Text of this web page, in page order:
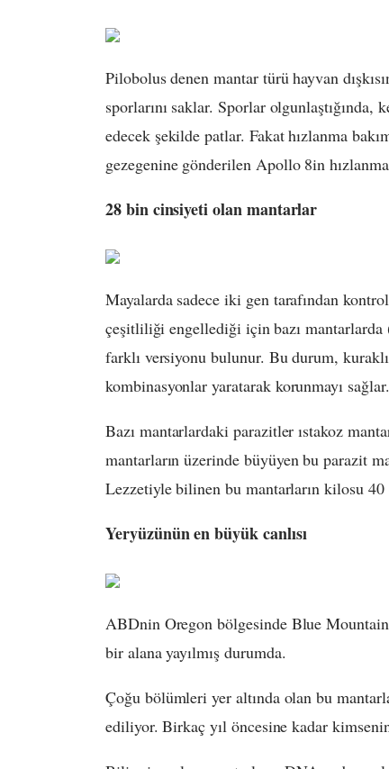
Pilobolus denen mantar türü hayvan
sporlarını saklar. Sporlar olgunlaştığında,
edecek şekilde patlar. Fakat hızlanma
gezegenine gönderilen Apollo 8in
28 bin cinsiyeti olan mantarlar
Mayalarda sadece iki gen tarafından
çeşitliliği engellediği için bazı mantarlarda
farklı versiyonu bulunur. Bu durum,
kombinasyonlar yaratarak korunmayı sağlar.
Bazı mantarlardaki parazitler ıstakoz
mantarların üzerinde büyüyen bu parazit
Lezzetiyle bilinen bu mantarların kilosu 40
Yeryüzünün en büyük canlısı
ABDnin Oregon bölgesinde Blue
bir alana yayılmış durumda.
Çoğu bölümleri yer altında olan bu
ediliyor. Birkaç yıl öncesine kadar